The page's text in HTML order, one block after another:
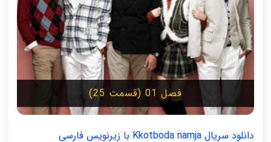
فصل 01 (قسمت 25)
دانلود سریال Kkotboda namja با زیرنویس فارسی